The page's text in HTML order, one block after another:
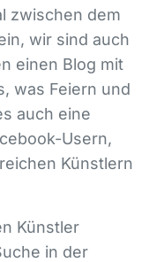
zwischen dem
wir sind auch
einen Blog mit
was Feiern und
auch eine
Usern,
Künstlern
Künstler
in der